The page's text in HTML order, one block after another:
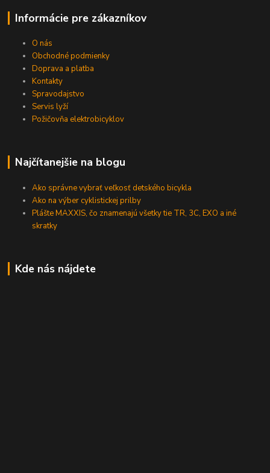
Informácie pre zákazníkov
O nás
Obchodné podmienky
Doprava a platba
Kontakty
Spravodajstvo
Servis lyží
Požičovňa elektrobicyklov
Najčítanejšie na blogu
Ako správne vybrať veľkosť detského bicykla
Ako na výber cyklistickej prilby
Plášte MAXXIS, čo znamenajú všetky tie TR, 3C, EXO a iné
skratky
Kde nás nájdete